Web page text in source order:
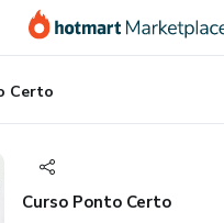
Certo
Curso Ponto Certo